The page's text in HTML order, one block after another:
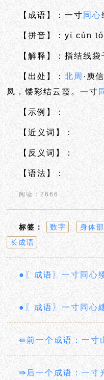
【成语】：一寸 同心
【拼音】：yī cùn
【解释】：指结线袋
【出处】：北周 ·庾
凤，镂彩结云霞。一寸
【示例】：
【近义词】：
【反义词】：
【语法】：
阅读：2666
标签： 数字 身体
长成语
●〖成语〗一寸同心
●〖成语〗一寸同心
⇚前一个成语：一寸
⇛后一个成语：一寸